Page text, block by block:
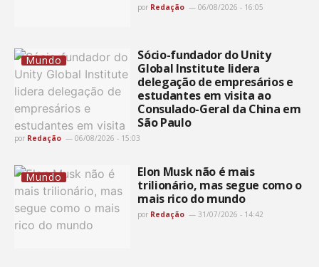
por Redação 06/08/2026 - 16:05
Mundo
Sócio-fundador do Unity
Global Institute lidera
delegação de empresários e
estudantes em visita ao
Consulado-Geral da China em
São Paulo
por Redação 06/08/2026 - 15:03
Mundo
Elon Musk não é mais
trilionário, mas segue como o
mais rico do mundo
por Redação 31/07/2026 - 14:42